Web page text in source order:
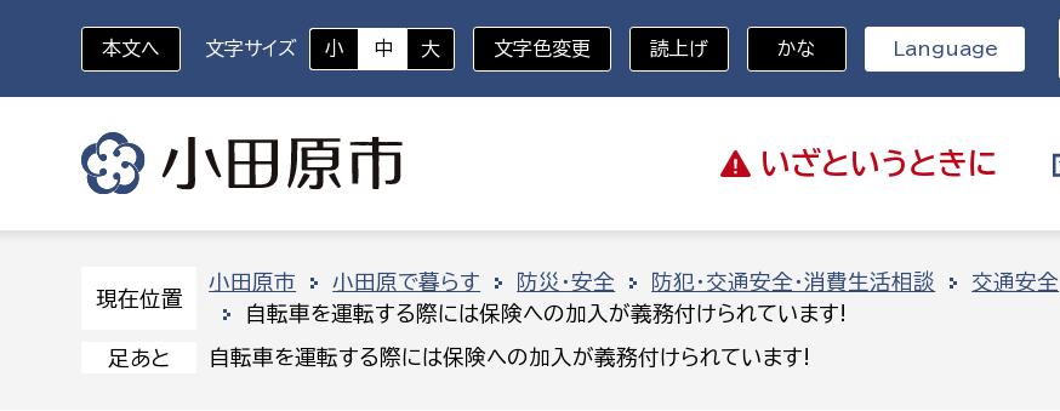
いざと いうときに
いざというときに
休日救急外来 防災・ハザードマップ
対象者を選択
新生児・乳幼児
分野を選択
戸籍
組織から探す
本文へ 文字サイズ 小 中 大 文字色変更 読上げ かな Language
現在位置
小田原市 小田原で暮らす 防災・安全 防犯・交通安全・消費生活相談 交通安全
自転車を運転する際には保険への加入が義務付けられています!
足あと 自転車を運転する際には保険への加入が義務付けられています!